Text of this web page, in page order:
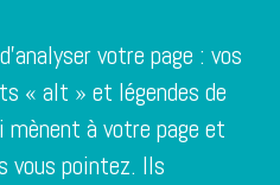
votre page : vos
« alt » et légendes de
mènent à votre page et
vous pointez. Ils